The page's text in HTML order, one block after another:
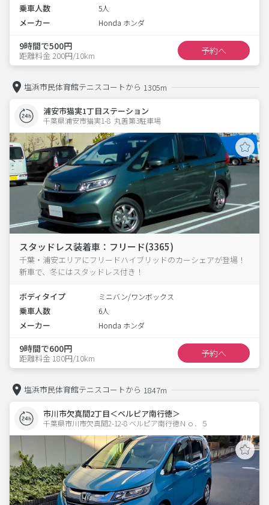
乗車人数 5人
メーカー Honda ホンダ
9時間で500円
距離料金 200円/10km 予約へ
塩浜市民体育館テニスコートから 1305m
浦安市猫実1丁目ステーション
千葉県浦安市猫実1-8  丸善第3駐車場
スタッドレス装着車：フリード(3365)
千葉・浦安エリアにフリードハイブリッドのカーシェアが登場！
新車で、冬にはスタッドレス付き！
ボディタイプ ミニバン/ワンボックス
乗車人数 6人
メーカー Honda ホンダ
9時間で600円
距離料金 180円/10km 予約へ
塩浜市民体育館テニスコートから 1847m
市川市欠真間2丁目＜ベルピア南行徳＞
千葉県市川市欠真間2-12-8 ベルピア南行徳Ｎｏ．５